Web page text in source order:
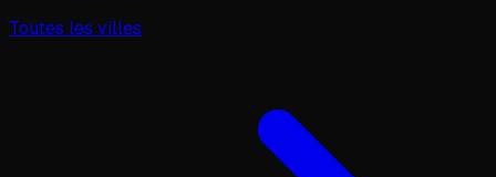
Toutes les villes